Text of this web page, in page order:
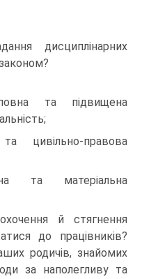
дисциплінарних
та підвищена
цивільно-правова
та матеріальна
й стягнення
до працівників?
родичів, знайомих
за наполегливу та